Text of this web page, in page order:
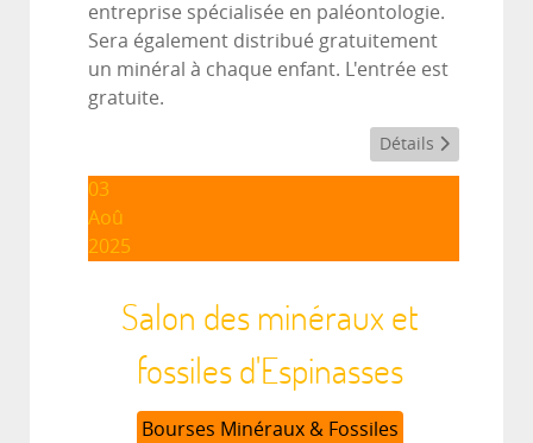
entreprise spécialisée en paléontologie.
Sera également distribué gratuitement
un minéral à chaque enfant. L'entrée est
gratuite.
Détails
03
Aoû
2025
Salon des minéraux et
fossiles d'Espinasses
Bourses Minéraux & Fossiles